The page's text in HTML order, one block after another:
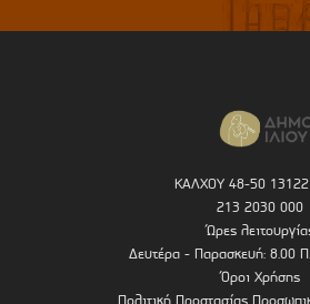
ΚΑΛΧΟΥ 48-50 13122
213 2030 000
Ώρες
Δευτέρα - Παρασκευή: 8.00
Όροι Χρήσης